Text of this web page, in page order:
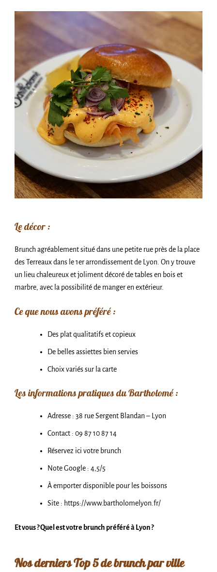
Le décor :
Brunch agréablement situé dans une petite rue près de la place
des Terreaux dans le 1er arrondissement de Lyon. On y trouve
un lieu chaleureux et joliment décoré de tables en bois et
marbre, avec la possibilité de manger en extérieur.
Ce que nous avons préféré :
Des plat qualitatifs et copieux
De belles assiettes bien servies
Choix variés sur la carte
Les informations pratiques du Bartholomé :
Adresse : 38 rue Sergent Blandan – Lyon
Contact : 09 87 10 87 14
Réservez ici votre brunch
Note Google : 4,5/5
À emporter disponible pour les boissons
Site : https://www.bartholomelyon.fr/
Et vous ? Quel est votre brunch préféré à Lyon ?
Nos derniers Top 5 de brunch par ville